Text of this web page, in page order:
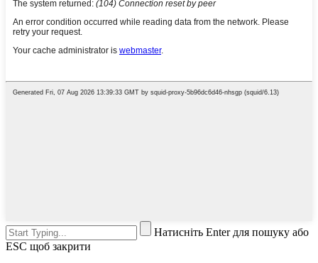
Натисніть Enter для пошуку або
ESC щоб закрити